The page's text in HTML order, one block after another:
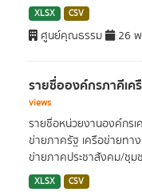
XLSX CSV
ศูนย์คุณธรรม 26 พ
รายชื่อองค์กรภาคีเค
views
รายชื่อหน่วยงานองค์กร
ข่ายภาครัฐ เครือข่ายทา
ข่ายภาคประชาสังคม/ชุม
XLSX CSV